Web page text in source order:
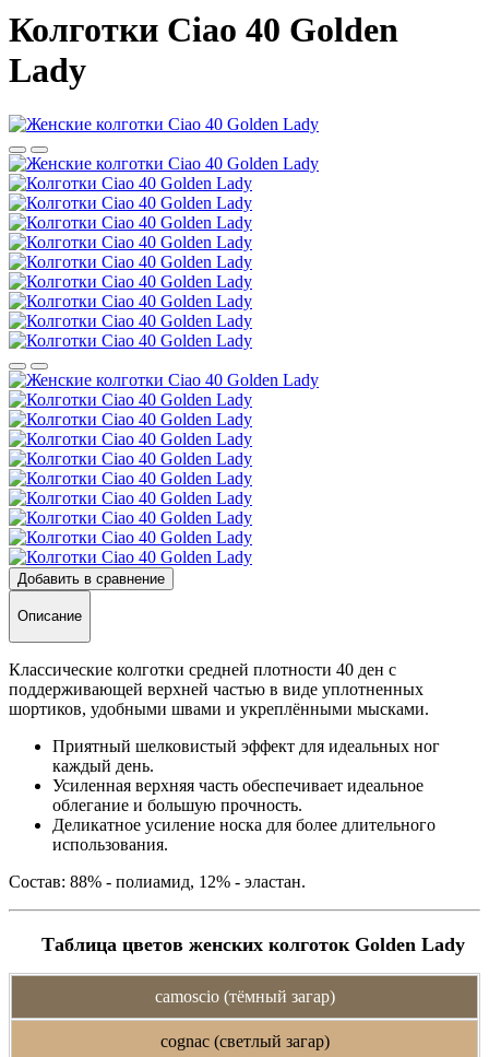
Колготки Ciao 40 Golden
Lady
Добавить в сравнение
Описание
Классические колготки средней плотности 40 ден с
поддерживающей верхней частью в виде уплотненных
шортиков, удобными швами и укреплёнными мысками.
Приятный шелковистый эффект для идеальных ног
каждый день.
Усиленная верхняя часть обеспечивает идеальное
облегание и большую прочность.
Деликатное усиление носка для более длительного
использования.
Состав: 88% - полиамид, 12% - эластан.
Таблица цветов женских колготок Golden Lady
camoscio (тёмный загар)
cognac (светлый загар)